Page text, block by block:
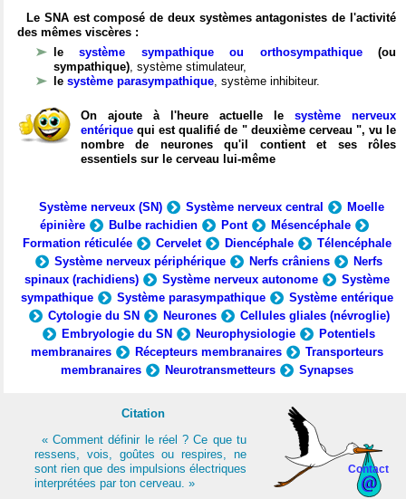
Le SNA est composé de deux systèmes antagonistes de l'activité
des mêmes viscères :
lesystème sympathique ou orthosympathique(ou
sympathique), système stimulateur,
le système parasympathique, système inhibiteur.
On ajoute à l'heure actuelle le système nerveux
entérique qui est qualifié de " deuxième cerveau ", vu le
nombre de neurones qu'il contient et ses rôles
essentiels sur le cerveau lui-même
Système nerveux (SN) Système nerveux central
Moelle
épinière
Bulbe rachidien Pont
Mésencéphale
Formation réticulée
Cervelet Diencéphale
Télencéphale
Système nerveux périphérique
Nerfs crâniens
Nerfs
spinaux (rachidiens)
Système nerveux autonome
Système
sympathique
Système parasympathique
Système entérique
Cytologie du SN
Neurones
Cellules gliales (névroglie)
Embryologie du SN
Neurophysiologie
Potentiels
membranaires
Récepteurs membranaires
Transporteurs
membranaires
Neurotransmetteurs Synapses
Contact
Citation
« Comment définir le réel ? Ce que tu
ressens, vois, goûtes ou respires, ne
sont rien que des impulsions électriques
interprétées par ton cerveau. »